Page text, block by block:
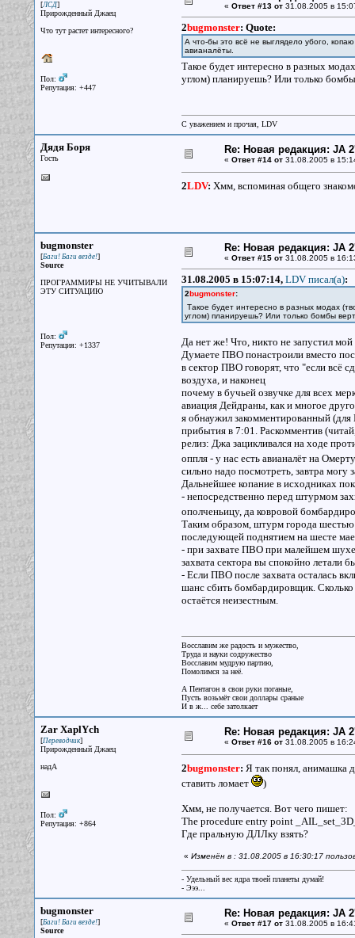
[ЛСД]
Прирожденный Джаец
Что тут растет интересного?
Пол:
Репутация: +447
« Ответ #13 от31.08.2005 в
2bugmonster: Quote:
А что-бы это всё не выглядело убого,
авианалёты.
Такое будет интересно в разных
углом) планируешь? Или только
С уважением и прочая, LDV
Дядя Боря
Гость
Re: Новая редакция: JA
« Ответ #14 от31.08.2005 в
2LDV: Хмм, вспоминая общего
bugmonster
[Баги! Баги везде!]
Source
ПРОГРАММИРЫ НЕ УЧИТЫВАЛИ
ЭТУ СИТУАЦИЮ
Пол:
Репутация: +1337
Re: Новая редакция: JA
« Ответ #15 от31.08.2005 в
31.08.2005 в 15:07:14, LDV писал(a):
2bugmonster:
Такое будет интересно в разных модах
углом) планируешь? Или только бомбы
Да нет же! Что, никто не запустил мой
Думаете ПВО понастроили вместо
в сектор ПВО говорят, что "если всё
воздуха, и наконец
почему в бучьей озвучке для всех
авиация Дейдраны, как и многое
я обнаужил закомментированный
прибытия в 7:01. Раскомментив
релиз: Джа зацикливался на ходе
оппля - у нас есть авианалёт на
сильно надо посмотреть, завтра могу
Дальнейшее копание в исходниках
- непосредственно перед штурмом
ополченьицу, да ковровой
Таким образом, штурм города шестью
последующей поднятием на шесте
- при захвате ПВО при малейшем
захвата сектора вы спокойно
- Если ПВО после захвата осталась
шанс сбить бомбардировщик.
остаётся неизестным.
Восславим же радость и мужество,
Труда и науки содружество
Восславим мудрую партию,
Помолимся за неё.
А Пентагон в свои руки поганые,
Пусть возьмёт свои доллары сраные
И в ж... себе затолкает
Zar XaplYch
[Переводчик]
Прирожденный Джаец
надА
Пол:
Репутация: +864
Re: Новая редакция: JA
« Ответ #16 от31.08.2005 в
2bugmonster: Я так понял, анимашка
ставить ломает
)
Хмм, не получается. Вот чего пишет:
The procedure entry point
Где пральную ДЛЛку взять?
« Изменён в : 31.08.2005 в 16:30:17
- Удельный вес ядра твоей планеты думай!
- Эээ...
bugmonster
[Баги! Баги везде!]
Source
Re: Новая редакция: JA
« Ответ #17 от31.08.2005 в